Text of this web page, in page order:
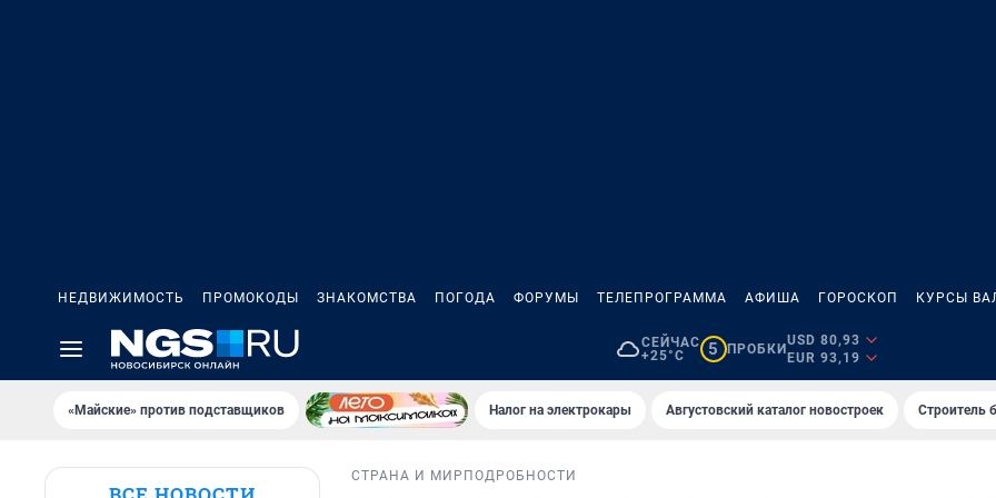
НЕДВИЖИМОСТЬ ПРОМОКОДЫ ЗНАКОМСТВА ПОГОДА ФОРУМЫ ТЕЛЕПРОГРАММА АФИША ГОРОСКОП КУРСЫ
СЕЙЧАС
+25°C
5 ПРОБКИ
USD 80,93
EUR 93,19
«Майские» против подставщиков Налог на электрокары Августовский каталог новостроек Строитель
СТРАНА И МИР ПОДРОБНОСТИ